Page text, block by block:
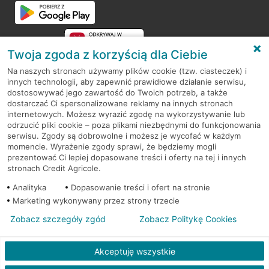
RODO
Regulamin serwisu
Mapa serwisu
PolitykaCookies
© 2026 Credit Agricole Bank Polska S.A. Wszelkie prawa zastrzeżone
Twoja zgoda z korzyścią dla Ciebie
Na naszych stronach używamy plików cookie (tzw. ciasteczek) i
innych technologii, aby zapewnić prawidłowe działanie serwisu,
dostosowywać jego zawartość do Twoich potrzeb, a także
dostarczać Ci spersonalizowane reklamy na innych stronach
internetowych. Możesz wyrazić zgodę na wykorzystywanie lub
odrzucić pliki cookie – poza plikami niezbędnymi do funkcjonowania
serwisu. Zgody są dobrowolne i możesz je wycofać w każdym
momencie. Wyrażenie zgody sprawi, że będziemy mogli
prezentować Ci lepiej dopasowane treści i oferty na tej i innych
stronach Credit Agricole.
Analityka
Dopasowanie treści i ofert na stronie
Marketing wykonywany przez strony trzecie
Akceptuję wszystkie
Zobacz szczegóły zgód Zobacz Politykę Cookies